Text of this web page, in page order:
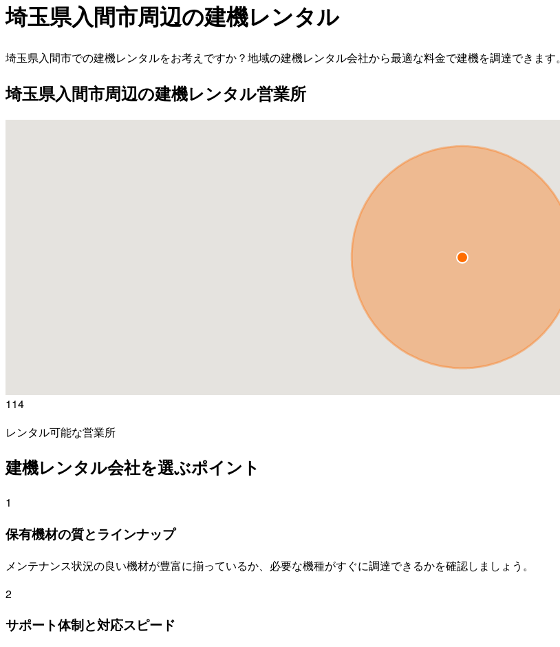
埼玉県入間市周辺の建機レンタル
埼玉県入間市での建機レンタルをお考えですか？地域の建機レンタル会社から最適な料金で建機を調達できます。
埼玉県入間市周辺の建機レンタル営業所
114
レンタル可能な営業所
建機レンタル会社を選ぶポイント
1
保有機材の質とラインナップ
メンテナンス状況の良い機材が豊富に揃っているか、必要な機種がすぐに調達できるかを確認しましょう。
2
サポート体制と対応スピード